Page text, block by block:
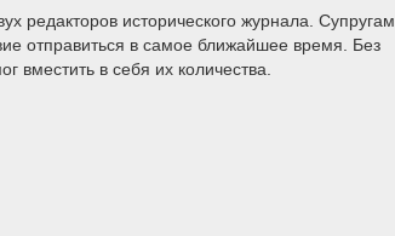
редакторов исторического журнала. Супругам
отправиться в самое ближайшее время. Без
вместить в себя их количества.